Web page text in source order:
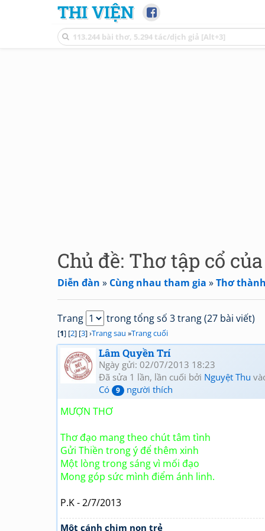
THI VIỆN
Chủ đề: Thơ tập cổ
Diễn đàn » Cùng nhau tham gia »Thơ
Trang trong tổng số 3 trang (27 bài viết)
[1] [2] [3] ›Trang sau »Trang cuối
Lâm Quyền Trí
Ngày gửi: 02/07/2013 18:23
Đã sửa 1 lần, lần cuối bởi Nguyệt Thu
Có
9 người thích
MƯỢN THƠ
Thơ đạo mang theo chút tâm tình
Gửi Thiền trong ý để thêm xinh
Một lòng trong sáng vì mối đạo
Mong góp sức mình điểm ánh linh.
P.K - 2/7/2013
Một cánh chim non trẻ